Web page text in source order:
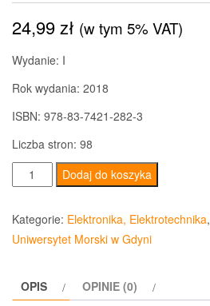
24,99zł (w tym 5% VAT)
Wydanie: I
Rok wydania: 2018
ISBN: 978-83-7421-282-3
Liczba stron: 98
ilość
Symulacje
komputerowe
Laboratorium
Dodaj do koszyka
Kategorie: Elektronika, Elektrotechnika,
Uniwersytet Morski w Gdyni
OPIS OPINIE (0)